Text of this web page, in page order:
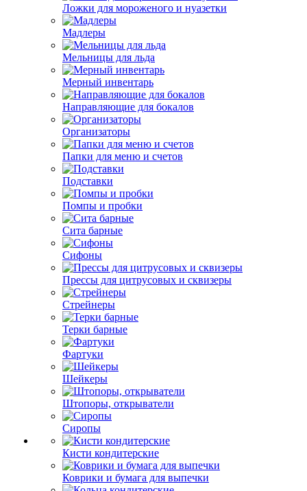
Ложки для мороженого и нуазетки
Мадлеры
Мельницы для льда
Мерный инвентарь
Направляющие для бокалов
Организаторы
Папки для меню и счетов
Подставки
Помпы и пробки
Сита барные
Сифоны
Прессы для цитрусовых и сквизеры
Стрейнеры
Терки барные
Фартуки
Шейкеры
Штопоры, открыватели
Сиропы
Кисти кондитерские
Коврики и бумага для выпечки